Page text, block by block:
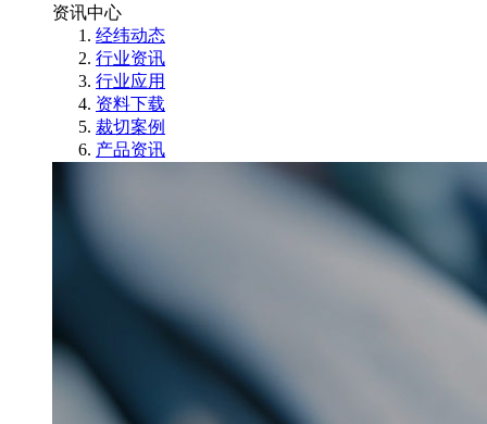
资讯中心
经纬动态
行业资讯
行业应用
资料下载
裁切案例
产品资讯